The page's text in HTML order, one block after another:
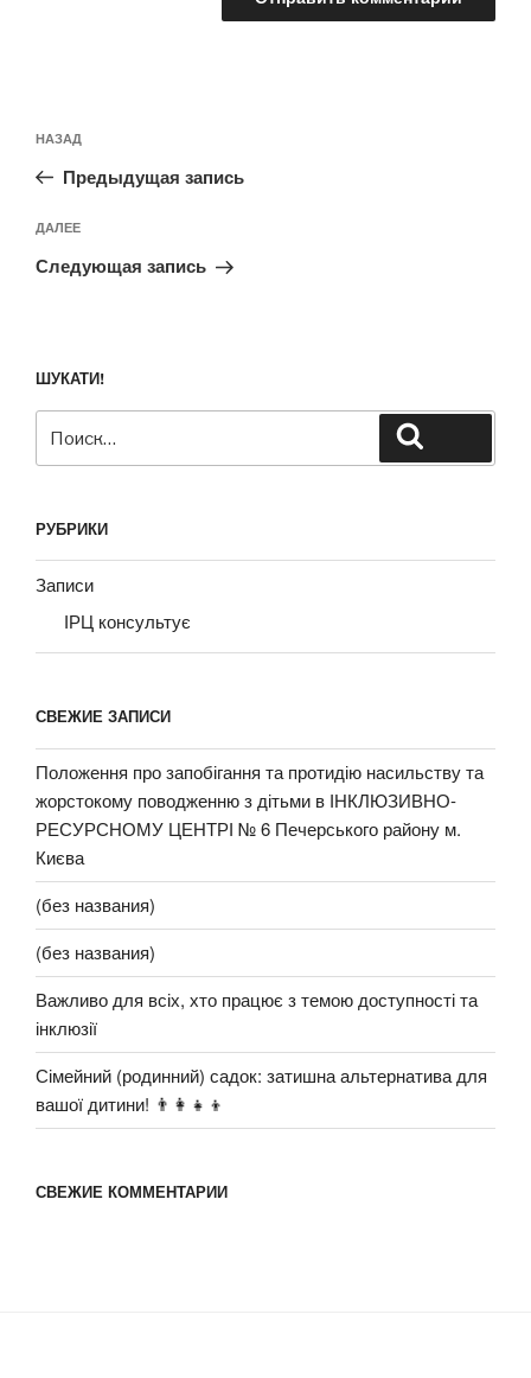
по
записям
Предыдущая
запись:
НАЗАД
Предыдущая запись
Следующая
запись
ДАЛЕЕ
Следующая запись
ШУКАТИ!
РУБРИКИ
Записи
ІРЦ консультує
СВЕЖИЕ ЗАПИСИ
Положення про запобігання та протидію насильству та
жорстокому поводженню з дітьми в ІНКЛЮЗИВНО-
РЕСУРСНОМУ ЦЕНТРІ № 6 Печерського району м.
Києва
(без названия)
(без названия)
Важливо для всіх, хто працює з темою доступності та
інклюзії
Сімейний (родинний) садок: затишна альтернатива для
вашої дитини! 👨‍👩‍👧‍👦
СВЕЖИЕ КОММЕНТАРИИ